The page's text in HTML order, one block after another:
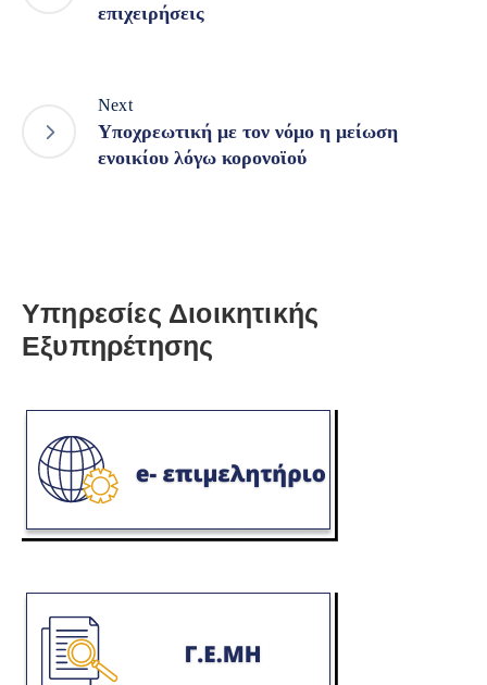
επιχειρήσεις
Next
Υποχρεωτική με τον νόμο η μείωση
ενοικίου λόγω κορονοϊού
Υπηρεσίες Διοικητικής
Εξυπηρέτησης